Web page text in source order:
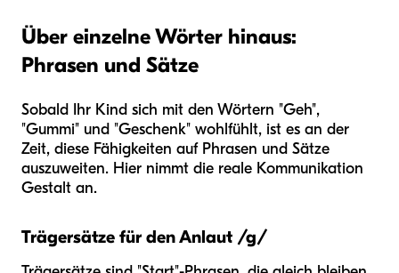
Über einzelne Wörter hinaus:
Phrasen und Sätze
Sobald Ihr Kind sich mit den Wörtern "Geh",
"Gummi" und "Geschenk" wohlfühlt, ist es an der
Zeit, diese Fähigkeiten auf Phrasen und Sätze
auszuweiten. Hier nimmt die reale Kommunikation
Gestalt an.
Trägersätze für den Anlaut /g/